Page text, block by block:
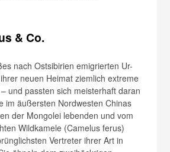
& Co.
nach Ostsibirien emigrierten Ur-
neuen Heimat ziemlich extreme
und passten sich meisterhaft daran
im äußersten Nordwesten Chinas
der Mongolei lebenden und vom
Wildkamele (Camelus ferus)
Vertreter ihrer Art in